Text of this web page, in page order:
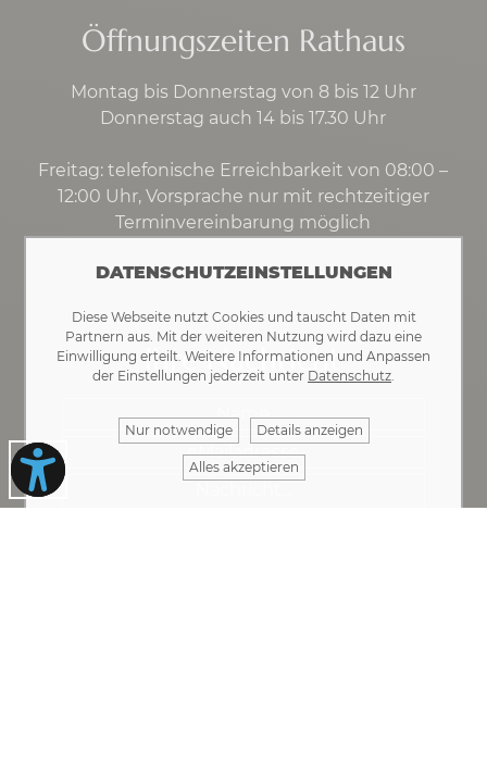
Öffnungszeiten Rathaus
Montag bis Donnerstag von 8 bis 12 Uhr
Donnerstag auch 14 bis 17.30 Uhr
Freitag: telefonische Erreichbarkeit von 08:00 –
12:00 Uhr, Vorsprache nur mit rechtzeitiger
Terminvereinbarung möglich
Kontakt·Impressum·Datenschutz
Ihre Nachricht
DATENSCHUTZEINSTELLUNGEN
Diese Webseite nutzt Cookies und tauscht Daten mit
Partnern aus. Mit der weiteren Nutzung wird dazu eine
Einwilligung erteilt. Weitere Informationen und Anpassen
der Einstellungen jederzeit unter Datenschutz.
Nur notwendige Details anzeigen
Alles akzeptieren